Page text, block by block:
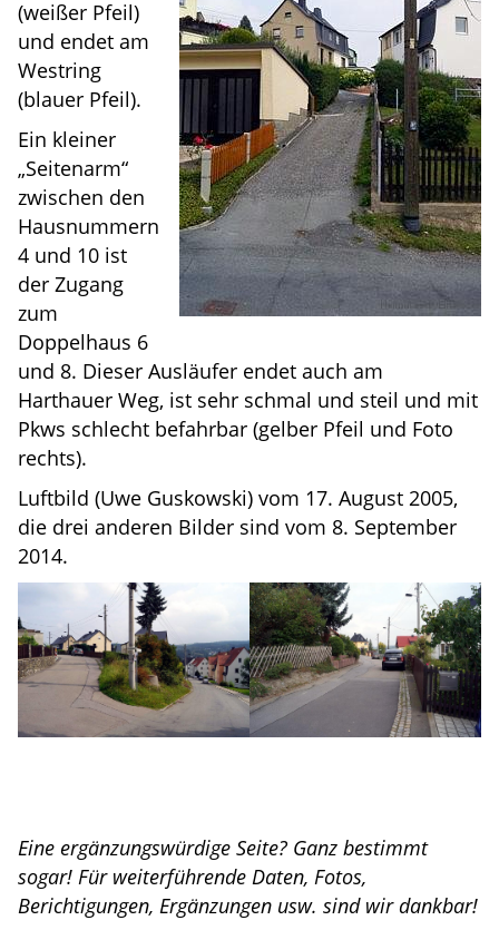
(weißer Pfeil)
und endet am
Westring
(blauer Pfeil).
Ein kleiner
„Seitenarm“
zwischen den
Hausnummern
4 und 10 ist
der Zugang
zum
Doppelhaus 6
und 8. Dieser Ausläufer endet auch am
Harthauer Weg, ist sehr schmal und steil und mit
Pkws schlecht befahrbar (gelber Pfeil und Foto
rechts).
Luftbild (Uwe Guskowski) vom 17. August 2005,
die drei anderen Bilder sind vom 8. September
2014.
Eine ergänzungswürdige Seite? Ganz bestimmt
sogar! Für weiterführende Daten, Fotos,
Berichtigungen, Ergänzungen usw. sind wir dankbar!